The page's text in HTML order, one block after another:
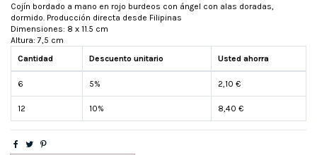
Cojín bordado a mano en rojo burdeos con ángel con alas doradas,
dormido. Producción directa desde Filipinas
Dimensiones: 8 x 11.5 cm
Altura: 7,5 cm
Cantidad
Descuento unitario Usted ahorra
6 5% 2,10 €
12 10% 8,40 €